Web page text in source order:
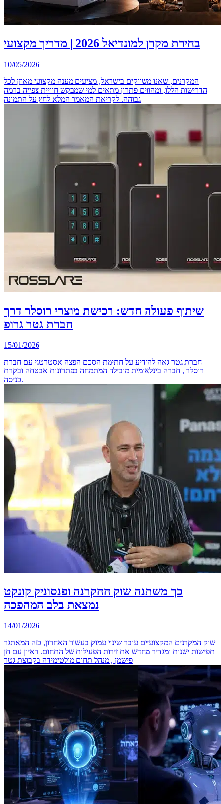
בחירת מקרן למונדיאל 2026 | מדריך מקצועי
10/05/2026
המקרנים, שאנו משווקים בישראל, מציעים מענה מקצועי מאוזן לכל
הדרישות הללו, ומהווים פתרון מתאים למי שמבקש חוויית צפייה ברמה
גבוהה. לקריאת המאמר המלא לחץ על התמונה
שיתוף פעולה חדש: רכישת מוצרי רוסלר דרך
חברת גטר גרופ
15/01/2026
חברת גטר גאה להודיע על חתימת הסכם הפצה אסטרטגי עם חברת
רוסלר , חברה בינלאומית מובילה המתמחה בפתרונות אבטחה ובקרת
כניסה.
כך משתנה שוק ההקרנה ופנסוניק קונקט
נמצאת בלב המהפכה
14/01/2026
שוק המקרנים המקצועיים עובר שינוי עמוק בעשור האחרון, כזה המאתגר
תפישות ישנות ומגדיר מחדש את זירות הפעילות של התחום. ראיון עם חן
פישמן , מנהל תחום מולטימידה בקבוצת גטר